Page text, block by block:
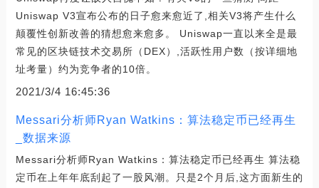
Uniswap V3宣布公布的日子愈来愈近了,相关V3将产生什么
颠覆性创新改善的猜想愈来愈多。 Uniswap一直以来全是最
常见的区块链技术交易所（DEX）,活跃性用户数（按详细地
址考量）约为竞争者的10倍。
2021/3/4 16:45:36
Messari分析师Ryan Watkins：算法稳定币已经再生
_数据来源
Messari分析师Ryan Watkins：算法稳定币已经再生 算法稳
定币在上年年底刮起了一股风潮。只是2个月后,这方面新生的